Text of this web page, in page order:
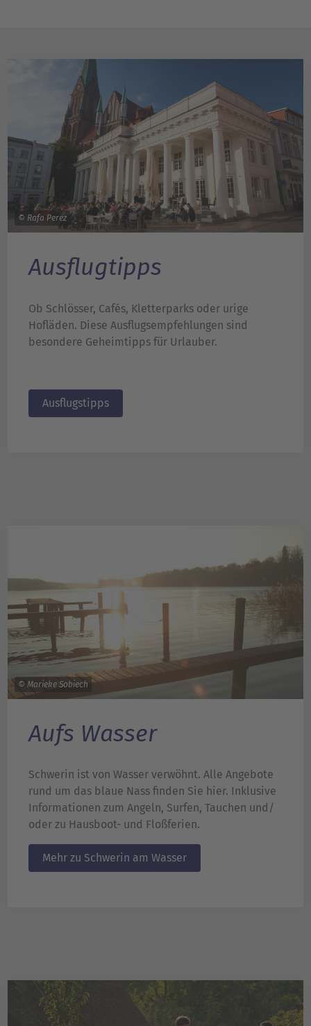
© Rafa Perez
Ausflugtipps
Ob Schlösser, Cafés, Kletterparks oder urige
Hofläden. Diese Ausflugsempfehlungen sind
besondere Geheimtipps für Urlauber.
Ausflugstipps
© Marieke Sobiech
Aufs Wasser
Schwerin ist von Wasser verwöhnt. Alle Angebote
rund um das blaue Nass finden Sie hier. Inklusive
Informationen zum Angeln, Surfen, Tauchen und/
oder zu Hausboot- und Floßferien.
Mehr zu Schwerin am Wasser